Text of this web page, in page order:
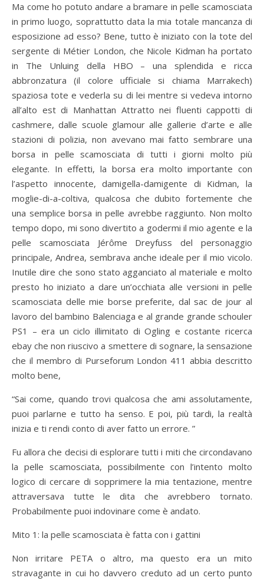
Ma come ho potuto andare a bramare in pelle scamosciata
in primo luogo, soprattutto data la mia totale mancanza di
esposizione ad esso? Bene, tutto è iniziato con la tote del
sergente di Métier London, che Nicole Kidman ha portato
in The Unluing della HBO – una splendida e ricca
abbronzatura (il colore ufficiale si chiama Marrakech)
spaziosa tote e vederla su di lei mentre si vedeva intorno
all’alto est di Manhattan Attratto nei fluenti cappotti di
cashmere, dalle scuole glamour alle gallerie d’arte e alle
stazioni di polizia, non avevano mai fatto sembrare una
borsa in pelle scamosciata di tutti i giorni molto più
elegante. In effetti, la borsa era molto importante con
l’aspetto innocente, damigella-damigente di Kidman, la
moglie-di-a-coltiva, qualcosa che dubito fortemente che
una semplice borsa in pelle avrebbe raggiunto. Non molto
tempo dopo, mi sono divertito a godermi il mio agente e la
pelle scamosciata Jérôme Dreyfuss del personaggio
principale, Andrea, sembrava anche ideale per il mio vicolo.
Inutile dire che sono stato agganciato al materiale e molto
presto ho iniziato a dare un’occhiata alle versioni in pelle
scamosciata delle mie borse preferite, dal sac de jour al
lavoro del bambino Balenciaga e al grande grande schouler
PS1 – era un ciclo illimitato di Ogling e costante ricerca
ebay che non riuscivo a smettere di sognare, la sensazione
che il membro di Purseforum London 411 abbia descritto
molto bene,
“Sai come, quando trovi qualcosa che ami assolutamente,
puoi parlarne e tutto ha senso. E poi, più tardi, la realtà
inizia e ti rendi conto di aver fatto un errore. ”
Fu allora che decisi di esplorare tutti i miti che circondavano
la pelle scamosciata, possibilmente con l’intento molto
logico di cercare di sopprimere la mia tentazione, mentre
attraversava tutte le dita che avrebbero tornato.
Probabilmente puoi indovinare come è andato.
Mito 1: la pelle scamosciata è fatta con i gattini
Non irritare PETA o altro, ma questo era un mito
stravagante in cui ho davvero creduto ad un certo punto